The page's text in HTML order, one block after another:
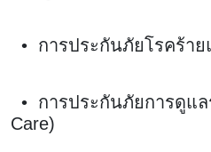
• การประกันภัยโรคร้าย
• การประกันภัยการดูแล
Care)